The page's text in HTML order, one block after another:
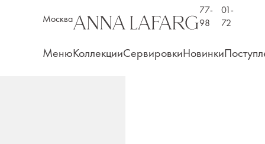
Москва
77-
98
01-
72
МенюКоллекцииСервировкиНовинки